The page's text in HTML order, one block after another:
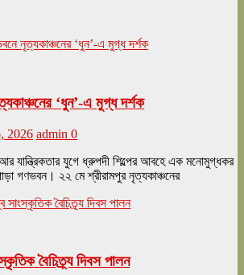
‘ধুন’-এ মুগ্ধ দর্শক
2026 admin 0
যান্ত্রিকতার যুগে ধ্রুপদী শিল্পের আবহে এক মনোমুগ্ধকর
গণভবন। ২২ মে শ্রীরামপুর নৃত্যকাঞ্চনের
বৈচিত্র্য দিবস পালন